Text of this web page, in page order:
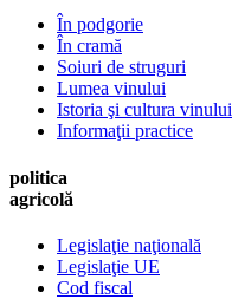
În podgorie
În cramă
Soiuri de struguri
Lumea vinului
Istoria şi cultura vinului
Informaţii practice
politica
agricolă
Legislaţie naţională
Legislaţie UE
Cod fiscal